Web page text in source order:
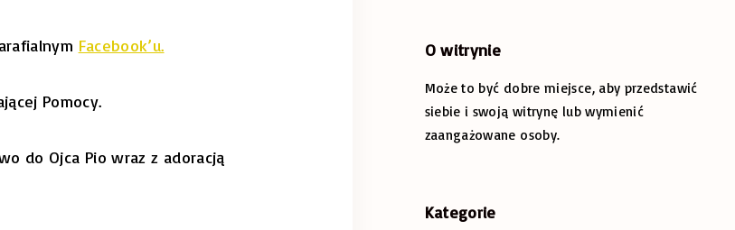
Facebook’u.
Pomocy.
do Ojca Pio wraz z adoracją
O witrynie
Może to być dobre miejsce, aby przedstawić
siebie i swoją witrynę lub wymienić
zaangażowane osoby.
Kategorie